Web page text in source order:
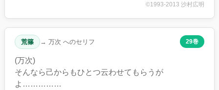
©1993-2013 沙村広明
荒篠 → 万次 へのセリフ 29巻
(万次)
そんなら己からもひとつ云わせてもらうが
よ……………